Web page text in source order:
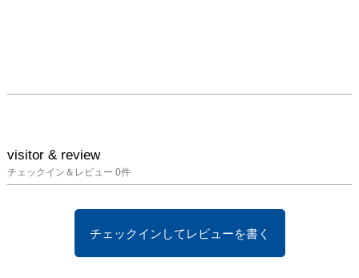
店、 富山エクセルホテ
ル東急
visitor & review
チェックイン＆レビュー 0件
チェックインしてレビューを書く